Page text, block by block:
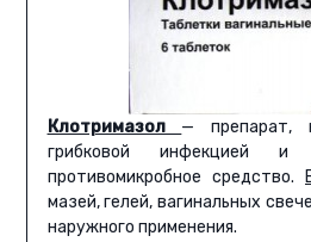
Клотримазол — препарат,
грибковой инфекцией и
противомикробное средство.
мазей, гелей, вагинальных
наружного применения.